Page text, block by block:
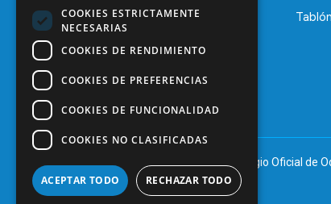
C/ Mauricio Legendre, 38
28046 Madrid
91 561 29 05
informacion@coem.org.es
© 2025 – COEM – Colegio Oficial de
COOKIES ESTRICTAMENTE
NECESARIAS
COOKIES DE RENDIMIENTO
COOKIES DE PREFERENCIAS
COOKIES DE FUNCIONALIDAD
COOKIES NO CLASIFICADAS
ACEPTAR TODO RECHAZAR TODO